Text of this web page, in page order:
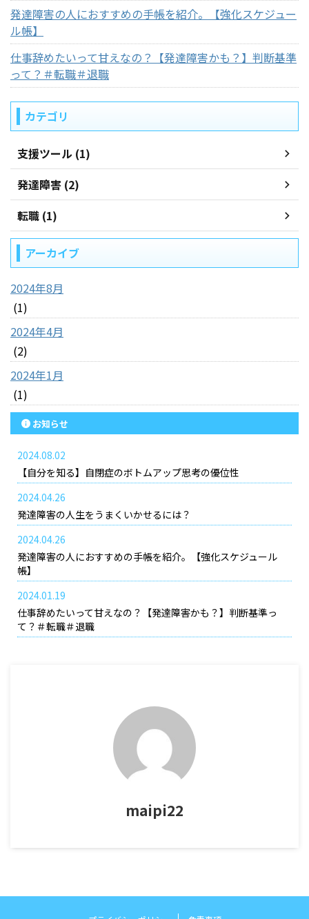
発達障害の人におすすめの手帳を紹介。【強化スケジュー
ル帳】
仕事辞めたいって甘えなの？【発達障害かも？】判断基準
って？＃転職＃退職
カテゴリ
支援ツール (1)
発達障害 (2)
転職 (1)
アーカイブ
2024年8月
(1)
2024年4月
(2)
2024年1月
(1)
お知らせ
2024.08.02
【自分を知る】自閉症のボトムアップ思考の優位性
2024.04.26
発達障害の人生をうまくいかせるには？
2024.04.26
発達障害の人におすすめの手帳を紹介。【強化スケジュール
帳】
2024.01.19
仕事辞めたいって甘えなの？【発達障害かも？】判断基準っ
て？＃転職＃退職
maipi22